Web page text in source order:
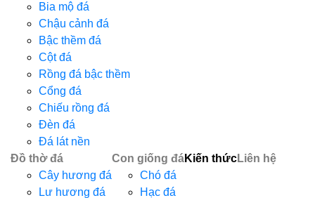
Bia mộ đá
Chậu cảnh đá
Bậc thềm đá
Cột đá
Rồng đá bậc thềm
Cổng đá
Chiếu rồng đá
Đèn đá
Đá lát nền
Đồ thờ đá
Cây hương đá
Lư hương đá
Con giống đá
Chó đá
Hạc đá
Kiến thứcLiên hệ